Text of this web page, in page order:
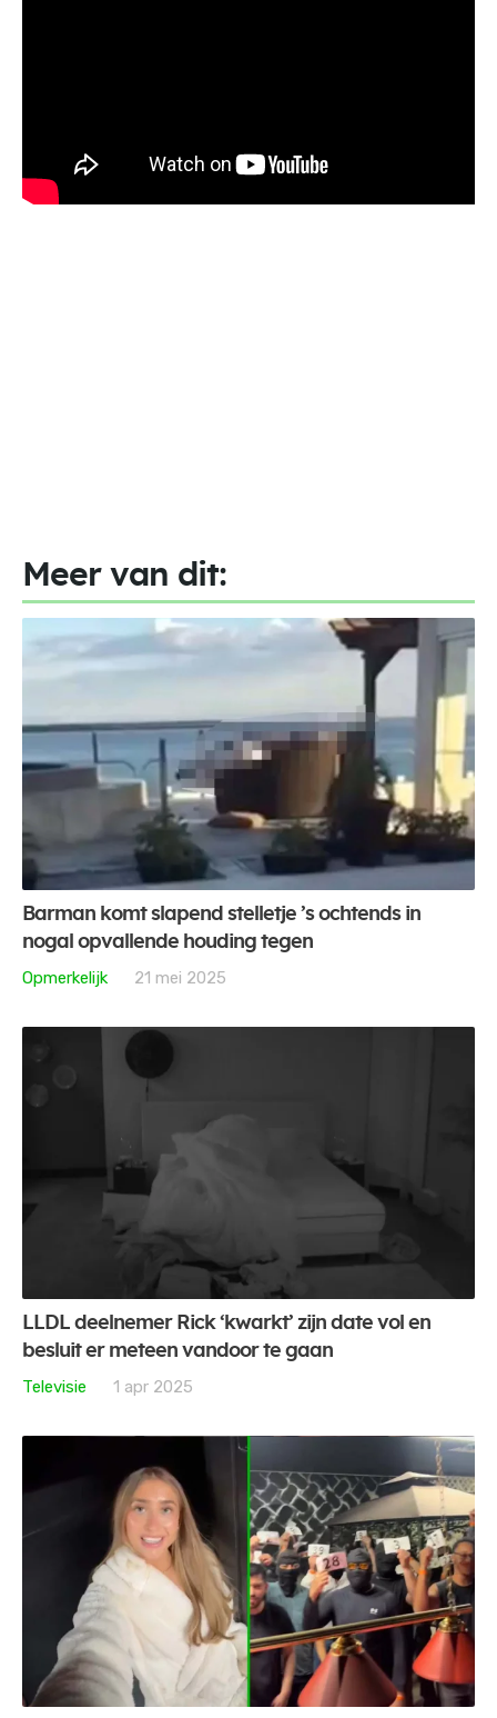
Meer van dit:
Barman komt slapend stelletje ’s ochtends in
nogal opvallende houding tegen
Opmerkelijk
21 mei 2025
LLDL deelnemer Rick ‘kwarkt’ zijn date vol en
besluit er meteen vandoor te gaan
Televisie
1 apr 2025